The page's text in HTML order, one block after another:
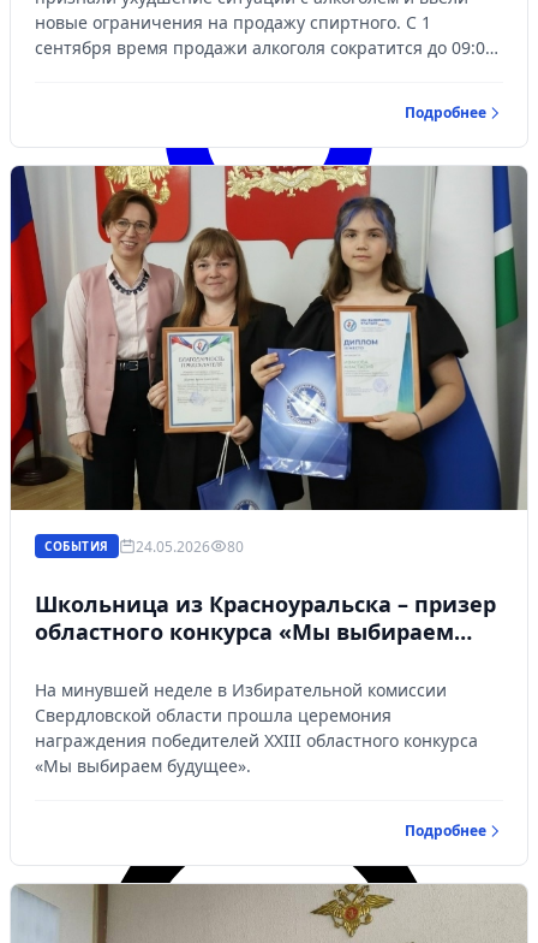
Войти
новые ограничения на продажу спиртного. С 1
сентября время продажи алкоголя сократится до 09:00–
Подробнее
СОБЫТИЯ 24.05.2026 80
Школьница из Красноуральска – призер
областного конкурса «Мы выбираем
На минувшей неделе в Избирательной комиссии
Свердловской области прошла церемония
награждения победителей ХХIII областного конкурса
«Мы выбираем будущее».
Подробнее